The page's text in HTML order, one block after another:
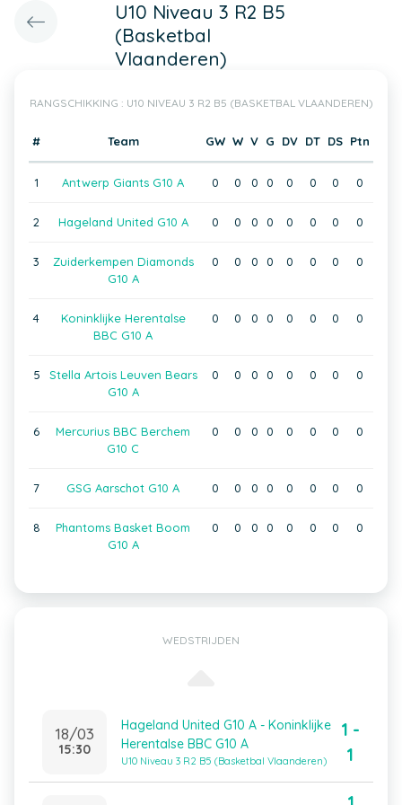
U10 Niveau 3 R2 B5
(Basketbal
Vlaanderen)
RANGSCHIKKING : U10 NIVEAU 3 R2 B5 (BASKETBAL VLAANDEREN)
# Team GW W V G DV DT DS Ptn
1 Antwerp Giants G10 A 0 0 0 0 0 0 0 0
2 Hageland United G10 A 0 0 0 0 0 0 0 0
3
Zuiderkempen Diamonds
G10 A
0 0 0 0 0 0 0 0
4
Koninklijke Herentalse
BBC G10 A
0 0 0 0 0 0 0 0
5
Stella Artois Leuven Bears
G10 A
0 0 0 0 0 0 0 0
6
Mercurius BBC Berchem
G10 C
0 0 0 0 0 0 0 0
7 GSG Aarschot G10 A 0 0 0 0 0 0 0 0
8
Phantoms Basket Boom
G10 A
0 0 0 0 0 0 0 0
WEDSTRIJDEN
18/03
15:30
Hageland United G10 A - Koninklijke
Herentalse BBC G10 A
U10 Niveau 3 R2 B5 (Basketbal Vlaanderen)
1 -
1